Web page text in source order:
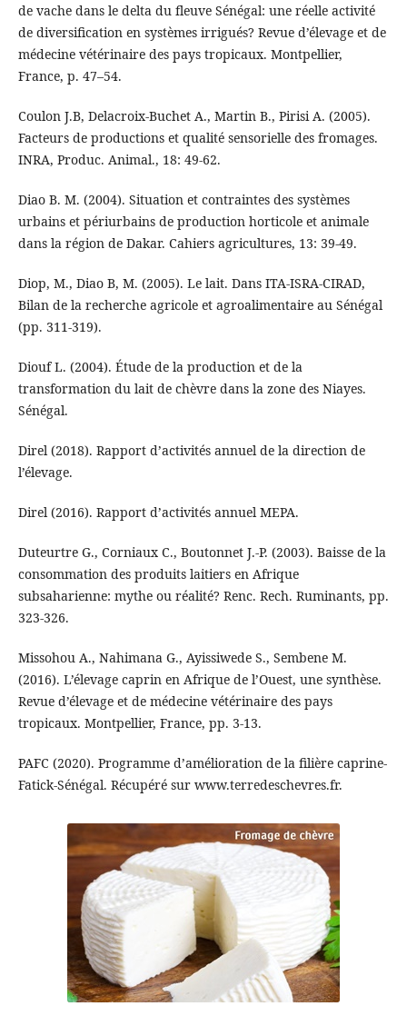
de vache dans le delta du fleuve Sénégal: une réelle activité
de diversification en systèmes irrigués? Revue d’élevage et de
médecine vétérinaire des pays tropicaux. Montpellier,
France, p. 47–54.
Coulon J.B, Delacroix-Buchet A., Martin B., Pirisi A. (2005).
Facteurs de productions et qualité sensorielle des fromages.
INRA, Produc. Animal., 18: 49-62.
Diao B. M. (2004). Situation et contraintes des systèmes
urbains et périurbains de production horticole et animale
dans la région de Dakar. Cahiers agricultures, 13: 39-49.
Diop, M., Diao B, M. (2005). Le lait. Dans ITA-ISRA-CIRAD,
Bilan de la recherche agricole et agroalimentaire au Sénégal
(pp. 311-319).
Diouf L. (2004). Étude de la production et de la
transformation du lait de chèvre dans la zone des Niayes.
Sénégal.
Direl (2018). Rapport d’activités annuel de la direction de
l’élevage.
Direl (2016). Rapport d’activités annuel MEPA.
Duteurtre G., Corniaux C., Boutonnet J.-P. (2003). Baisse de la
consommation des produits laitiers en Afrique
subsaharienne: mythe ou réalité? Renc. Rech. Ruminants, pp.
323-326.
Missohou A., Nahimana G., Ayissiwede S., Sembene M.
(2016). L’élevage caprin en Afrique de l’Ouest, une synthèse.
Revue d’élevage et de médecine vétérinaire des pays
tropicaux. Montpellier, France, pp. 3-13.
PAFC (2020). Programme d’amélioration de la filière caprine-
Fatick-Sénégal. Récupéré sur www.terredeschevres.fr.